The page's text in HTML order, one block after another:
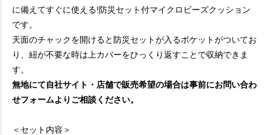
に備えてすぐに使える!防災セット付マイクロビーズクッション
です。
天面のチャックを開けると防災セットが入るポケットがついてお
り、紐が不要な時は上カバーをひっくり返すことで収納できま
す。
無地にて自社サイト・店舗で販売希望の場合は事前にお問い合わ
せフォームよりご相談ください。
＜セット内容＞